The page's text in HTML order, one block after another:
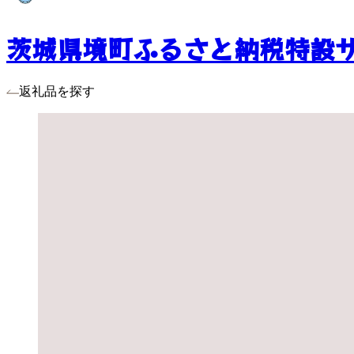
茨城県境町ふるさと納税特設
返礼品を探す